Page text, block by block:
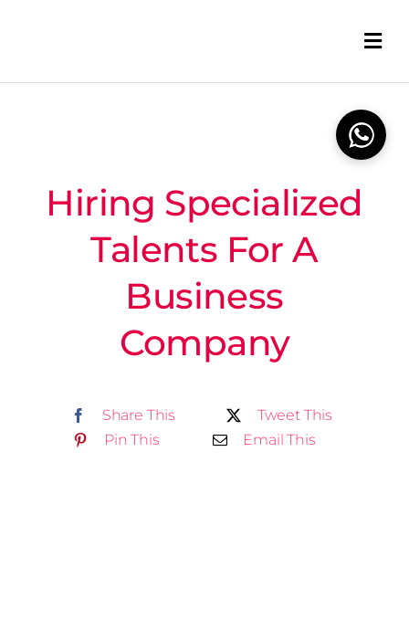
Hiring Specialized
Talents For A
Business
Company
Share This
Tweet This
Pin This
Email This